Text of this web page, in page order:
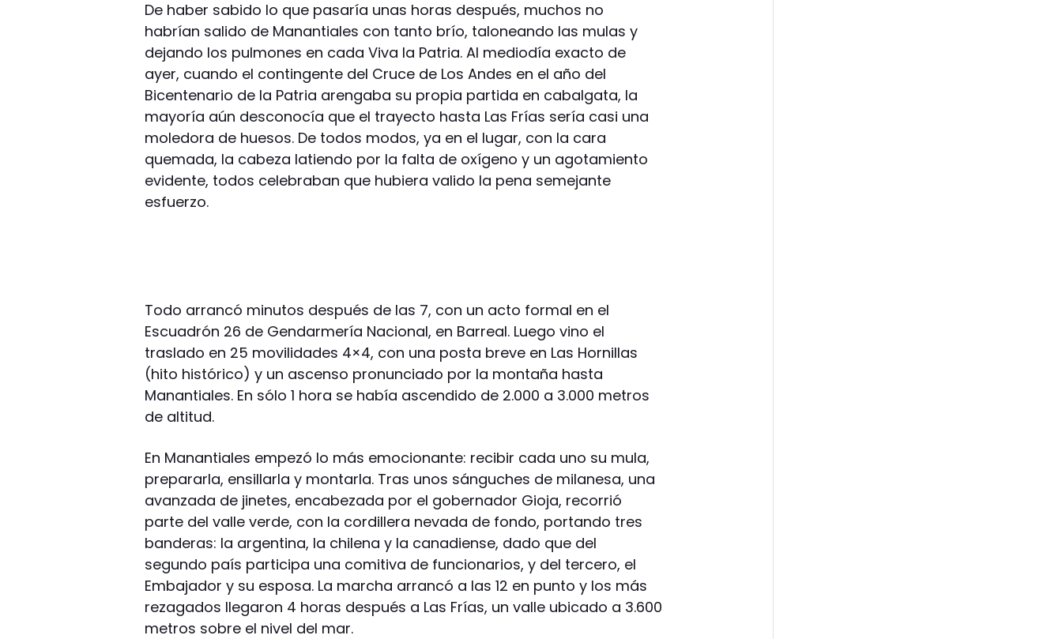
De haber sabido lo que pasaría unas horas después, muchos no
habrían salido de Manantiales con tanto brío, taloneando las mulas y
dejando los pulmones en cada Viva la Patria. Al mediodía exacto de
ayer, cuando el contingente del Cruce de Los Andes en el año del
Bicentenario de la Patria arengaba su propia partida en cabalgata, la
mayoría aún desconocía que el trayecto hasta Las Frías sería casi una
moledora de huesos. De todos modos, ya en el lugar, con la cara
quemada, la cabeza latiendo por la falta de oxígeno y un agotamiento
evidente, todos celebraban que hubiera valido la pena semejante
esfuerzo.
Todo arrancó minutos después de las 7, con un acto formal en el
Escuadrón 26 de Gendarmería Nacional, en Barreal. Luego vino el
traslado en 25 movilidades 4×4, con una posta breve en Las Hornillas
(hito histórico) y un ascenso pronunciado por la montaña hasta
Manantiales. En sólo 1 hora se había ascendido de 2.000 a 3.000 metros
de altitud.
En Manantiales empezó lo más emocionante: recibir cada uno su mula,
prepararla, ensillarla y montarla. Tras unos sánguches de milanesa, una
avanzada de jinetes, encabezada por el gobernador Gioja, recorrió
parte del valle verde, con la cordillera nevada de fondo, portando tres
banderas: la argentina, la chilena y la canadiense, dado que del
segundo país participa una comitiva de funcionarios, y del tercero, el
Embajador y su esposa. La marcha arrancó a las 12 en punto y los más
rezagados llegaron 4 horas después a Las Frías, un valle ubicado a 3.600
metros sobre el nivel del mar.